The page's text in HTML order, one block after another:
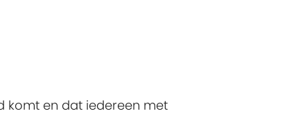
komt en dat iedereen met